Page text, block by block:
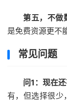
第五，不做
是免费资源更不
常见问题
问1：现在
有，但选择很